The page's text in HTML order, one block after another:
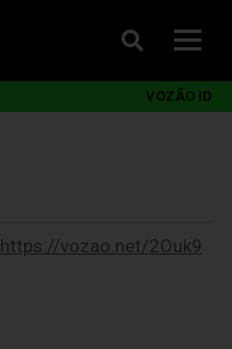
VOZÃO ID
https://vozao.net/2Ouk9